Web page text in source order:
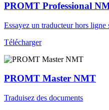
PROMT Professional
Essayez un traducteur hors
Télécharger
PROMT Master NMT
Traduisez des documents